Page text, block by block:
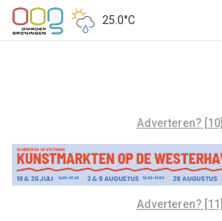
25.0°C
Adverteren? [10]
Adverteren? [11]